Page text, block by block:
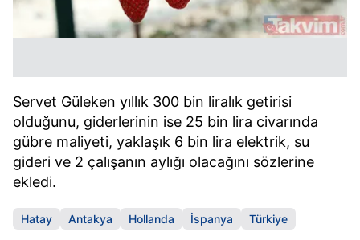
Servet Güleken yıllık 300 bin liralık getirisi
olduğunu, giderlerinin ise 25 bin lira civarında
gübre maliyeti, yaklaşık 6 bin lira elektrik, su
gideri ve 2 çalışanın aylığı olacağını sözlerine
ekledi.
Hatay Antakya Hollanda İspanya Türkiye